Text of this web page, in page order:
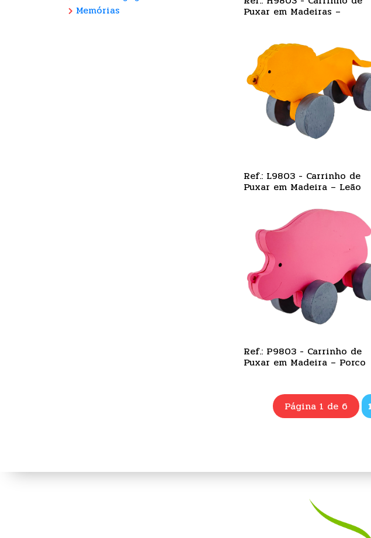
Memórias
Puxar em Madeiras –
Ref.: L9803 - Carrinho de
Puxar em Madeira – Leão
Ref.: P9803 - Carrinho de
Puxar em Madeira – Porco
Página 1 de 6